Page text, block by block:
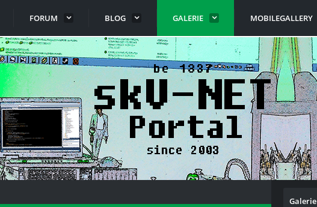
FORUM BLOG GALERIE MOBILEGALLERY
Galerie